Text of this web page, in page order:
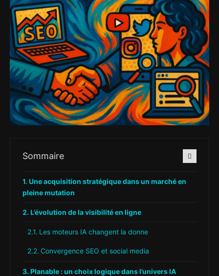
Sommaire
Une acquisition stratégique dans un marché en
pleine mutation
L’évolution de la visibilité en ligne
Les moteurs IA changent la donne
Convergence SEO et social media
Planable : un choix logique dans l’univers IA